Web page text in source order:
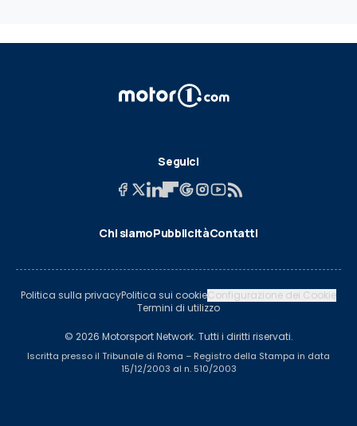
Seguici
Chi siamoPubblicitàContatti
Politica sulla privacyPolitica sui cookieConfigurazione dei Cookie
Termini di utilizzo
© 2026 Motorsport Network. Tutti i diritti riservati.
Iscritta presso il Tribunale di Roma – Registro della Stampa in data
15/12/2003 al n. 510/2003